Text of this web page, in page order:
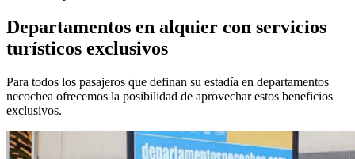
Departamentos en alquier con servicios
turísticos exclusivos
Para todos los pasajeros que definan su estadía en departamentos
necochea ofrecemos la posibilidad de aprovechar estos beneficios
exclusivos.